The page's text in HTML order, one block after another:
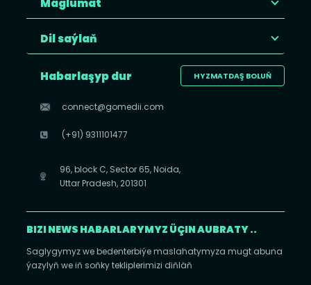
Maglumat
Dil saýlaň
HYZMATDAŞ BOLUŇ
Habarlaşyp dur
connect@gomedii.com
(+91) 9311101477
96, block C, Sector 65, Noida,
Uttar Pradesh, 201301
BIZI NEWS HABARLARYMYZ ÜÇIN AUBRATY ..
Saglygymyz we bedenterbiýe maslahatymyza mugt abuna
ýazylyň we iň soňky tekliplerimizi diňläň